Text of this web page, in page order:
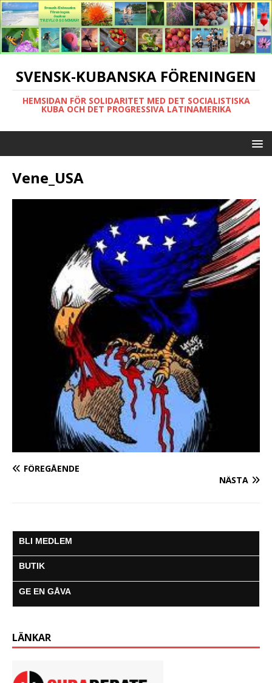
SVENSK-KUBANSKA FÖRENINGEN
HEMSIDAN FÖR SOLIDARITET MED DET SOCIALISTISKA
KUBA OCH DET PROGRESSIVA LATINAMERIKA
Vene_USA
FÖREGÅENDE
NÄSTA
BLI MEDLEM
BUTIK
GE EN GÅVA
LÄNKAR